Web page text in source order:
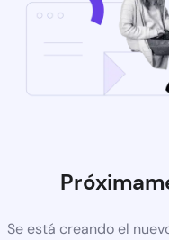
Se está creando el